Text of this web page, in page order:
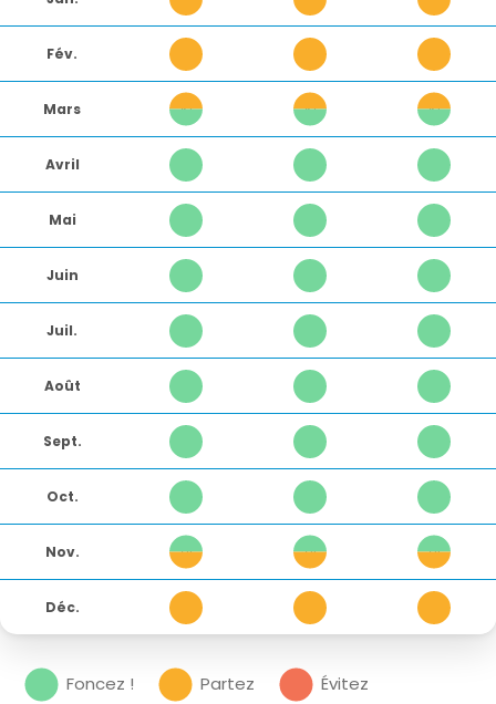
Fév.
Mars
Avril
Mai
Juin
Juil.
Août
Sept.
Oct.
Nov.
Déc.
2
6
2
6
2
6
Foncez ! Partez Évitez